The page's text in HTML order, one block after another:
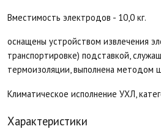
Вместимость электродов - 10,0 кг.
оснащены устройством извлечения
транспортировке) подставкой,
термоизоляции, выполнена методом
Климатическое исполнение УХЛ,
Характеристики